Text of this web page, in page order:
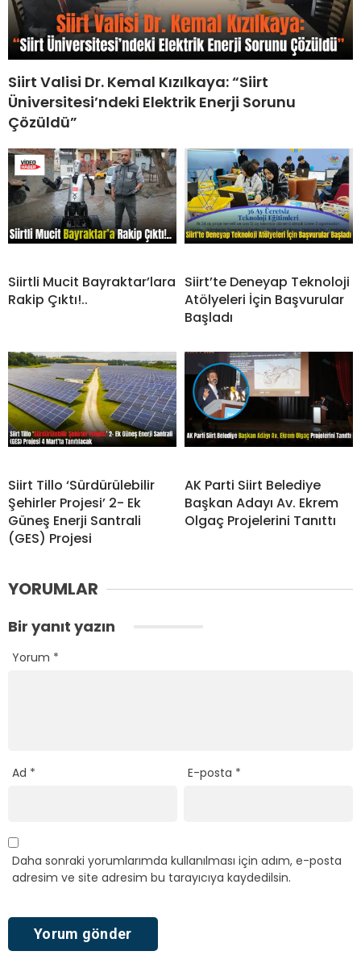
Siirt Valisi Dr. Kemal Kızılkaya: “Siirt
Üniversitesi’ndeki Elektrik Enerji Sorunu
Çözüldü”
Siirtli Mucit Bayraktar’lara
Rakip Çıktı!..
Siirt’te Deneyap Teknoloji
Atölyeleri İçin Başvurular
Başladı
Siirt Tillo ‘Sürdürülebilir
Şehirler Projesi’ 2- Ek
Güneş Enerji Santrali
(GES) Projesi
AK Parti Siirt Belediye
Başkan Adayı Av. Ekrem
Olgaç Projelerini Tanıttı
YORUMLAR
Bir yanıt yazın
Yorum *
Ad * E-posta *
Daha sonraki yorumlarımda kullanılması için adım, e-posta
adresim ve site adresim bu tarayıcıya kaydedilsin.